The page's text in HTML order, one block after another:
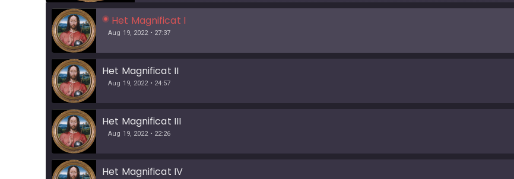
Het Magnificat I
Aug 19, 2022 • 27:37
Het Magnificat II
Aug 19, 2022 • 24:57
Het Magnificat III
Aug 19, 2022 • 22:26
Het Magnificat IV